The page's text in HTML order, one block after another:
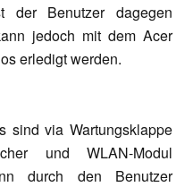
der Benutzer dagegen
jedoch mit dem Acer
erledigt werden.
sind via Wartungsklappe
und WLAN-Modul
durch den Benutzer